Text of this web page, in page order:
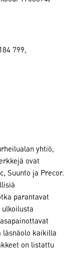
799,
yhtiö,
ovat
Suunto ja Precor.
parantavat
kaikilla
on listattu